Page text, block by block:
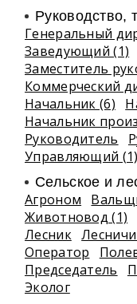
Руководство,
Генеральный
Заведующий (1)
Заместитель
Коммерческий
Начальник (6)
Начальник
Руководитель
Управляющий (1)
Сельское и
Агроном
Животновод (1)
Лесник
Оператор
Председатель
Эколог